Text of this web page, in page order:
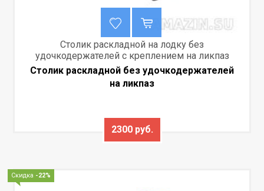
Столик раскладной на лодку без
удочкодержателей с креплением на ликпаз
Столик раскладной без удочкодержателей
на ликпаз
2300 руб.
Скидка -22%